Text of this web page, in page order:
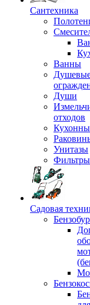
Сантехника
Ванны
Души
отходов
Унитазы
Садовая